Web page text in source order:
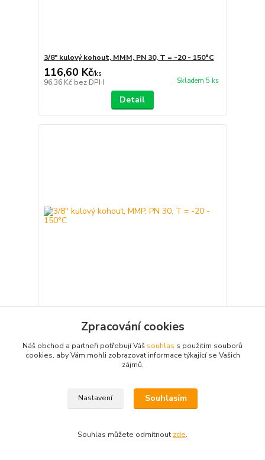
3/8" kulový kohout, MMM, PN 30, T = -20 - 150°C
116,60 Kč/ks
96,36 Kč bez DPH Skladem 5 ks
Detail
116,60 Kč/ks
Detail
Zpracování cookies
Náš obchod a partneři potřebují Váš souhlas s použitím souborů
cookies, aby Vám mohli zobrazovat informace týkající se Vašich
zájmů.
Nastavení Souhlasím
Souhlas můžete odmítnout zde.